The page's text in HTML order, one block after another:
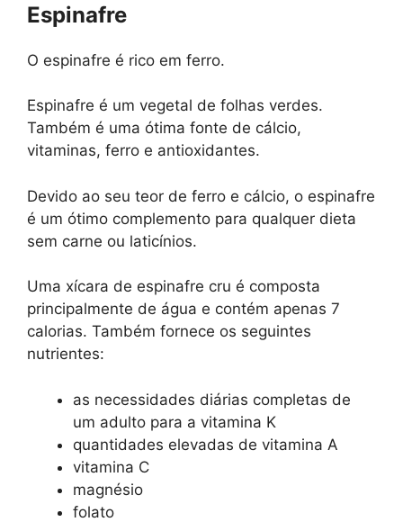
Espinafre
O espinafre é rico em ferro.
Espinafre é um vegetal de folhas verdes.
Também é uma ótima fonte de cálcio,
vitaminas, ferro e antioxidantes.
Devido ao seu teor de ferro e cálcio, o espinafre
é um ótimo complemento para qualquer dieta
sem carne ou laticínios.
Uma xícara de espinafre cru é composta
principalmente de água e contém apenas 7
calorias. Também fornece os seguintes
nutrientes:
as necessidades diárias completas de
um adulto para a vitamina K
quantidades elevadas de vitamina A
vitamina C
magnésio
folato